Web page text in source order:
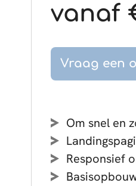
vanaf
Vraag een
Om snel en
Responsief